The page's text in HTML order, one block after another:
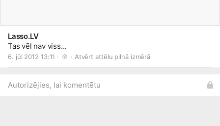
Lasso.LV
Tas vēl nav viss...
6. jūl 2012 13:11 · · Atvērt attēlu pilnā izmērā
Autorizējies, lai komentētu